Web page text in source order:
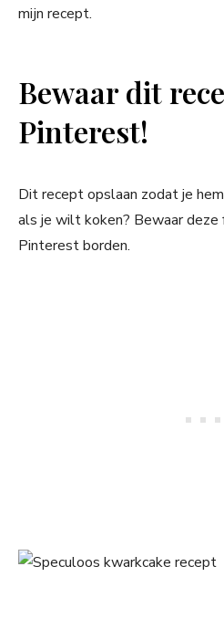
mijn recept.
Bewaar dit
Pinterest!
Dit recept opslaan zodat je
als je wilt koken? Bewaar deze
Pinterest borden.